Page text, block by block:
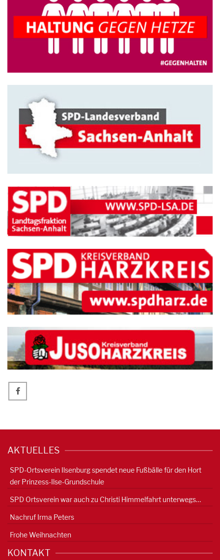
AKTUELLES
SPD-Ortsverein Ilsenburg spendet neue Fußbälle für den Hort
der Prinzess-Ilse-Grundschule
SPD Ortsverein war auch zu Christi Himmelfahrt unterwegs…
Nachruf Irma Peters
Frohe Weihnachten
KONTAKT